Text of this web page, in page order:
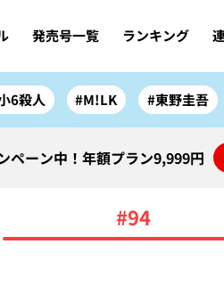
発売号一覧 ランキング
6殺人 #M!LK #東野圭吾
ペーン中！年額プラン9,999円
#94